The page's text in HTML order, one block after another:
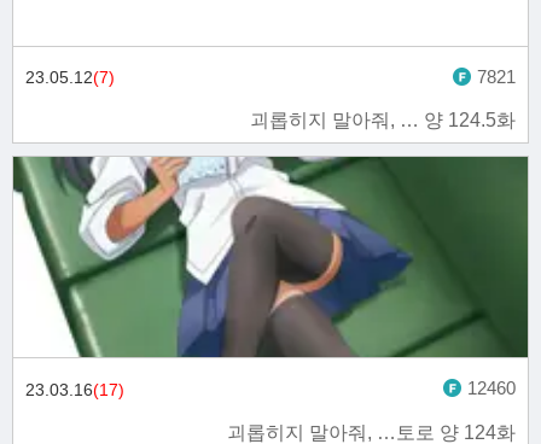
괴롭히지 말아줘, … 양 124.5화
23.05.12(7) 7821
괴롭히지 말아줘, …토로 양 124화
23.03.16(17) 12460